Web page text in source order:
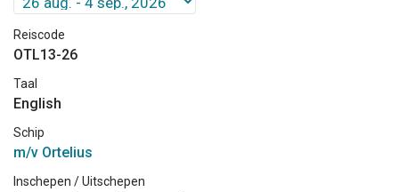
Reiscode
OTL13-26
Taal
English
Schip
m/v Ortelius
Inschepen / Uitschepen